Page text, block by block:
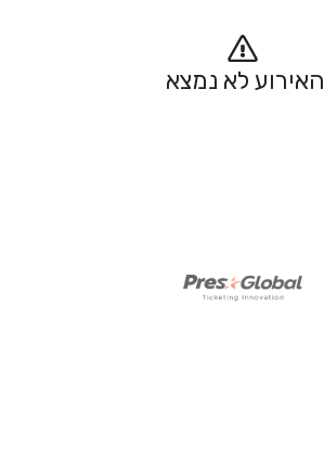
האירוע לא נמצא